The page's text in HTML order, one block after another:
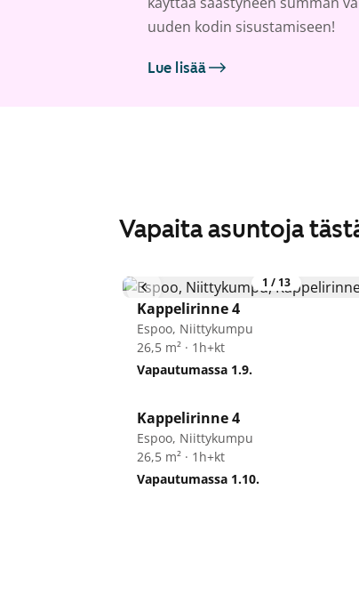
uuden kodin sisustamiseen!
Lue lisää
Vapaita asuntoja
1 / 13
Kappelirinne 4
Espoo, Niittykumpu
26,5 m² · 1h+kt
Vapautumassa 1.9.
Kappelirinne 4
Espoo, Niittykumpu
26,5 m² · 1h+kt
Vapautumassa 1.10.